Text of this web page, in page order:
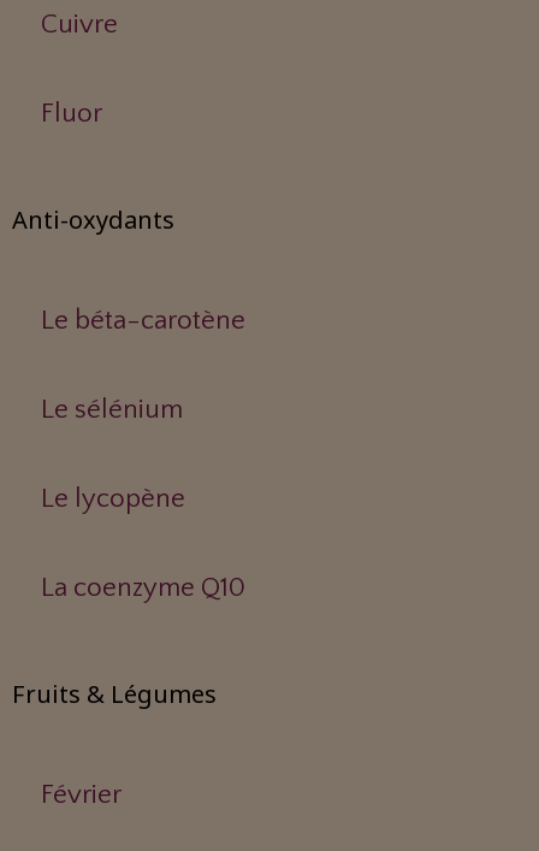
Cuivre
Fluor
Anti-oxydants
Le béta-carotène
Le sélénium
Le lycopène
La coenzyme Q10
Fruits & Légumes
Février